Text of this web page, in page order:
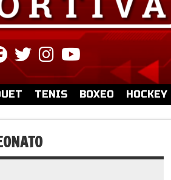
fab
fa-
facebook
fab
fa-
twitter
fab
fa-
instagram
fa-
youtube
TENIS BOXEO HOCKEY